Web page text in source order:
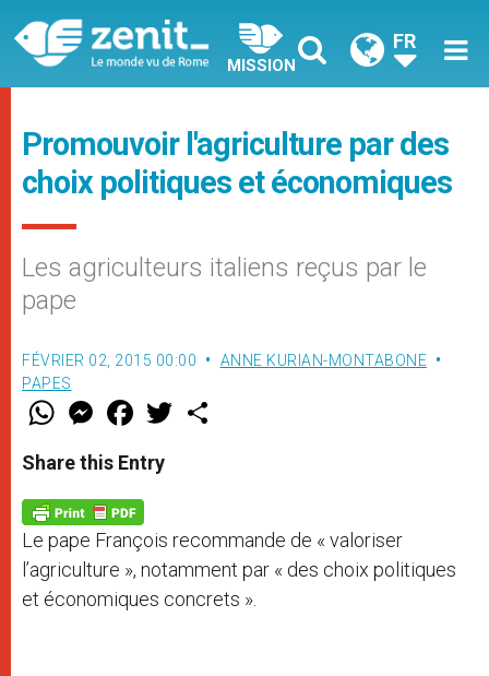
MISSION
FR
Promouvoir l'agriculture par des
choix politiques et économiques
Les agriculteurs italiens reçus par le
pape
FÉVRIER 02, 2015 00:00
ANNE KURIAN-MONTABONE
PAPES
W
t
s
p
p
M
e
s
e
g
e
r
F
a
e
b
o
k
w
Share this Entry
Le pape François recommande de « valoriser
l’agriculture », notamment par « des choix politiques
et économiques concrets ».